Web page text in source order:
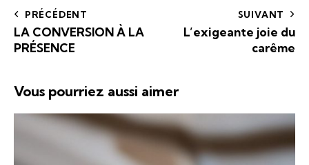
PRÉCÉDENT
LA CONVERSION À LA
PRÉSENCE
SUIVANT
L’exigeante joie du
carême
Vous pourriez aussi aimer